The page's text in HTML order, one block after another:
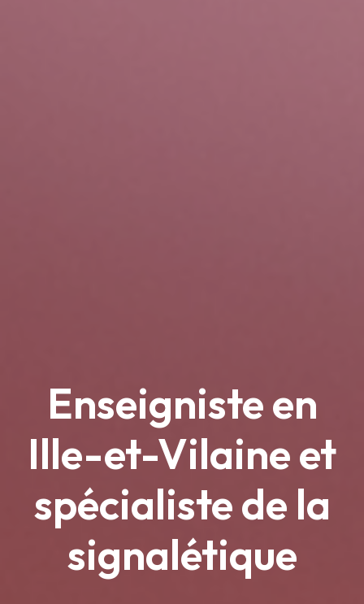
Enseigniste en
Ille-et-Vilaine et
spécialiste de la
signalétique